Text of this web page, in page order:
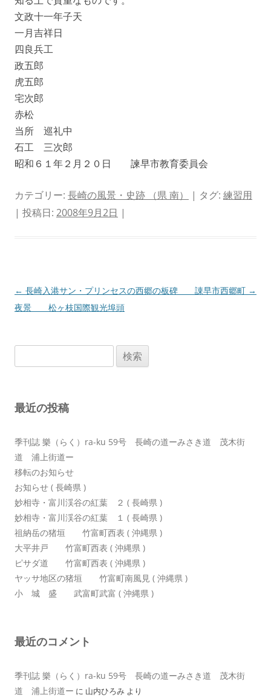
文政十一年子天
一月吉祥日
四良兵工
政五郎
虎五郎
宅次郎
赤松
当所 巡礼中
石工 三次郎
昭和６１年２月２０日 諫早市教育委員会
カテゴリー: 長崎の風景・史跡 （県 南） | タグ: 練習用
| 投稿日: 2008年9月2日 |
投
稿
ョ
← 長崎入港サン・プリンセスの
夜景 松ヶ枝国際観光埠頭
西郷の板碑 諌早市西郷町 →
索:
最近の投稿
季刊誌 樂（らく）ra-ku 59号 長崎の道ーみさき道 茂木街
道 浦上街道ー
移転のお知らせ
お知らせ ( 長崎県 )
妙相寺・富川渓谷の紅葉 ２ ( 長崎県 )
妙相寺・富川渓谷の紅葉 １ ( 長崎県 )
祖納岳の猪垣 竹富町西表 ( 沖縄県 )
大平井戸 竹富町西表 ( 沖縄県 )
ピサダ道 竹富町西表 ( 沖縄県 )
ヤッサ地区の猪垣 竹富町南風見 ( 沖縄県 )
小 城 盛 武富町武富 ( 沖縄県 )
最近のコメント
季刊誌 樂（らく）ra-ku 59号 長崎の道ーみさき道 茂木街
道 浦上街道ー に 山内ひろみ より